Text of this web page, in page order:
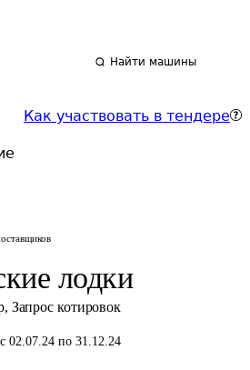
Найти машины
Как участвовать в тендере
лодки
, Запрос котировок
с 02.07.24 по 31.12.24